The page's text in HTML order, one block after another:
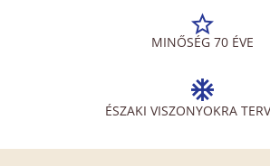
MINŐSÉG 70 ÉVE
ÉSZAKI VISZONYOKRA